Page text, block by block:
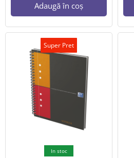
Adaugă în coș
Super Pret
In stoc